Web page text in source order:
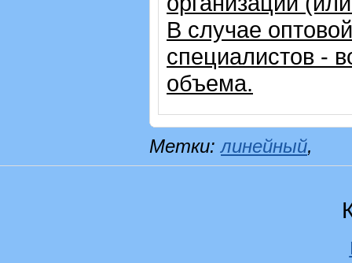
В случае
специалистов -
объема.
Метки:линейный,